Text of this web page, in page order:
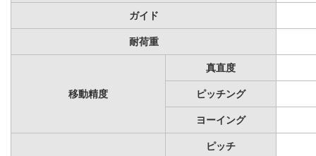
ガイド
耐荷重
移動精度
真直度
ピッチング
ヨーイング
ピッチ